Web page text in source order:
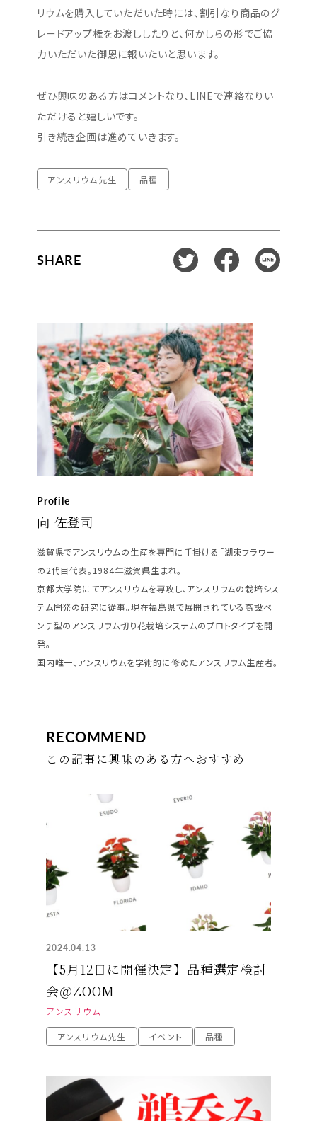
リウムを購入していただいた時には、割引なり商品のグ
レードアップ権をお渡ししたりと、何かしらの形でご協
力いただいた御恩に報いたいと思います。
ぜひ興味のある方はコメントなり、LINEで連絡なりい
ただけると嬉しいです。
引き続き企画は進めていきます。
アンスリウム先生 品種
SHARE
Profile
向 佐登司
滋賀県でアンスリウムの生産を専門に手掛ける「湖東フラワー」
の2代目代表。1984年滋賀県生まれ。
京都大学院にてアンスリウムを専攻し、アンスリウムの栽培シス
テム開発の研究に従事。現在福島県で展開されている高設ベ
ンチ型のアンスリウム切り花栽培システムのプロトタイプを開
発。
国内唯一、アンスリウムを学術的に修めたアンスリウム生産者。
RECOMMEND
この記事に興味のある方へおすすめ
2024.04.13
【5月12日に開催決定】品種選定検討
会＠ZOOM
アンスリウム
アンスリウム先生 イベント 品種